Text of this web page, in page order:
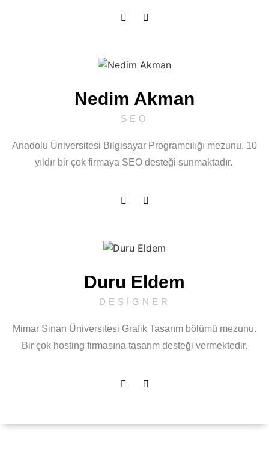
Nedim Akman
SEO
Anadolu Üniversitesi Bilgisayar Programcılığı mezunu. 10
yıldır bir çok firmaya SEO desteği sunmaktadır.
Duru Eldem
DESIGNER
Mimar Sinan Üniversitesi Grafik Tasarım bölümü mezunu.
Bir çok hosting firmasına tasarım desteği vermektedir.